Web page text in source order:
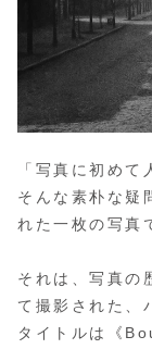
「写真に初めて
そんな素朴な疑
れた一枚の写真
それは、写真の
て撮影された、
タイトルは《